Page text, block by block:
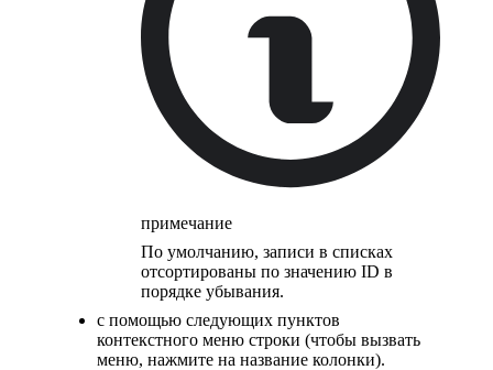
примечание
По умолчанию, записи в списках
отсортированы по значению ID в
порядке убывания.
с помощью следующих пунктов
контекстного меню строки (чтобы вызвать
меню, нажмите на название колонки).